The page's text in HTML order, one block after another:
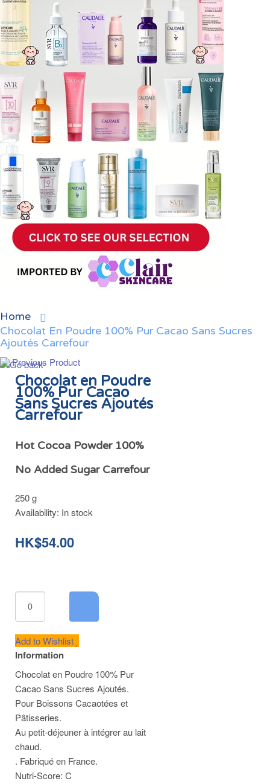
Home
Chocolat En Poudre 100% Pur Cacao Sans Sucres
Ajoutés Carrefour
Previous Product
Chocolat en Poudre
100% Pur Cacao
Sans Sucres Ajoutés
Carrefour
Hot Cocoa Powder 100%
No Added Sugar Carrefour
250 g
Availability: In stock
HK$54.00
Add to Wishlist
Information
Chocolat en Poudre 100% Pur
Cacao Sans Sucres Ajoutés.
Pour Boissons Cacaotées et
Pâtisseries.
Au petit-déjeuner à intégrer au lait
chaud.
. Fabriqué en France.
Nutri-Score: C